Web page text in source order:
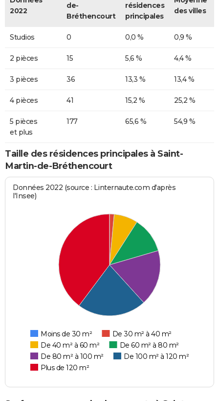
2022
de-
Bréthencourt
résidences
principales
des villes
Studios 0 0,0 % 0,9 %
2 pièces 15 5,6 % 4,4 %
3 pièces 36 13,3 % 13,4 %
4 pièces 41 15,2 % 25,2 %
5 pièces
et plus
177 65,6 % 54,9 %
Taille des résidences principales à Saint-
Martin-de-Bréthencourt
Données 2022 (source : Linternaute.com d'après
l'Insee)
Moins de 30 m²
De 30 m² à 40 m²
De 40 m² à 60 m²
De 60 m² à 80 m²
De 80 m² à 100 m²
De 100 m² à 120 m²
Plus de 120 m²